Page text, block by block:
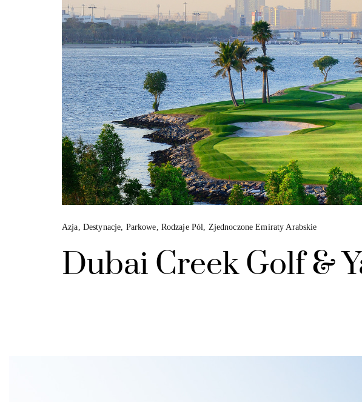
Azja, Destynacje, Parkowe, Rodzaje Pól, Zjednoczone Emiraty Arabskie
Dubai Creek Golf &